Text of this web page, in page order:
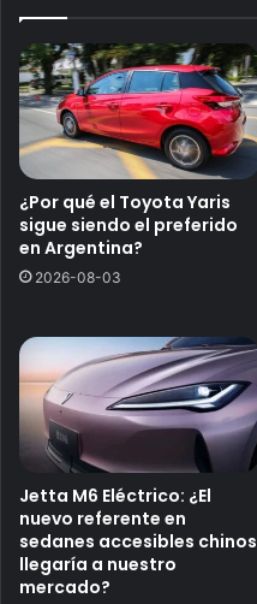
¿Por qué el Toyota Yaris
sigue siendo el preferido
en Argentina?
2026-08-03
Jetta M6 Eléctrico: ¿El
nuevo referente en
sedanes accesibles chinos
llegaría a nuestro
mercado?